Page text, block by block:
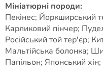
Мініатюрні породи:
Пекінес; Йоркширський
Карликовий пінчер;
Російський той тер'єр;
Мальтійська болонка;
Папільон; Японський